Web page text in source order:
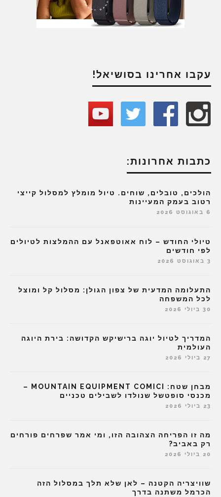
עקבו אחרינו בסושיאל!
כתבות אחרונות:
הולכים, טובלים, שוחים. טיול מומלץ למסלול קייצי
רטוב בעמק המעיינות
6 באוגוסט 2026
טיולי החודש – לוח אאוטפאנל עם ההמלצות לטיולים
לפי חודשים
3 באוגוסט 2026
התעלומה המדעית של צפון הגולן: מסלול קל ומוצל
לכל המשפחה
30 ביולי 2026
המדריך לטיול יוגה ברישיקש הקדושה: בירת היוגה
העולמית
27 ביולי 2026
מבחן שטח: MOUNTAIN EQUIPMENT COMICI –
מכנסי סופטשל שנולדו לשבילים טכניים
23 ביולי 2026
מה זו הפריחה הצהובה הזו, ומי אמר שפרחים פורחים
רק באביב?
20 ביולי 2026
שוויצריה הקטנה – לאן שלא תלך במסלול הזה
הכרמל משתנה בדרך